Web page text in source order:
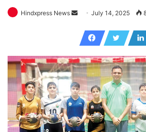
Hindxpress News
a
n
e
m
i
July 14, 2025